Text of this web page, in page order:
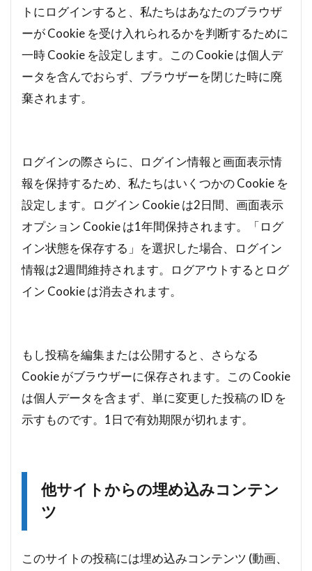
トにログインすると、私たちはあなたのブラウザ
ーが Cookie を受け入れられるかを判断するために
一時 Cookie を設定します。この Cookie は個人デ
ータを含んでおらず、ブラウザーを閉じた時に廃
棄されます。
ログインの際さらに、ログイン情報と画面表示情
報を保持するため、私たちはいくつかの Cookie を
設定します。ログイン Cookie は2日間、画面表示
オプション Cookie は1年間保持されます。「ログ
イン状態を保存する」を選択した場合、ログイン
情報は2週間維持されます。ログアウトするとログ
イン Cookie は消去されます。
もし投稿を編集または公開すると、さらなる
Cookie がブラウザーに保存されます。この Cookie
は個人データを含まず、単に変更した投稿の ID を
示すものです。1日で有効期限が切れます。
他サイトからの埋め込みコンテン
ツ
このサイトの投稿には埋め込みコンテンツ (動画、